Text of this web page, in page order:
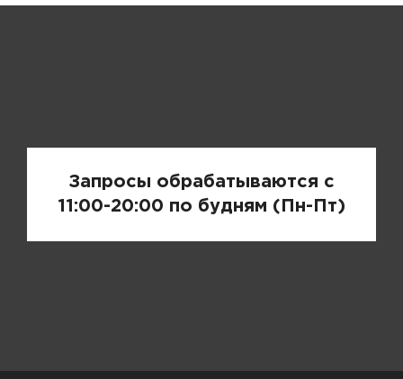
Запросы обрабатываются с
11:00-20:00 по будням (Пн-Пт)